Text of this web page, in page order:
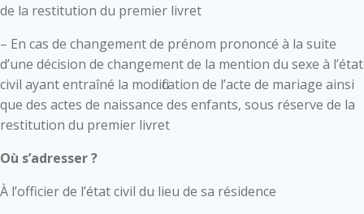
de la restitution du premier livret
– En cas de changement de prénom prononcé à la suite
d’une décision de changement de la mention du sexe à l’état
civil ayant entraîné la modification de l’acte de mariage ainsi
que des actes de naissance des enfants, sous réserve de la
restitution du premier livret
Où s’adresser ?
À l’officier de l’état civil du lieu de sa résidence